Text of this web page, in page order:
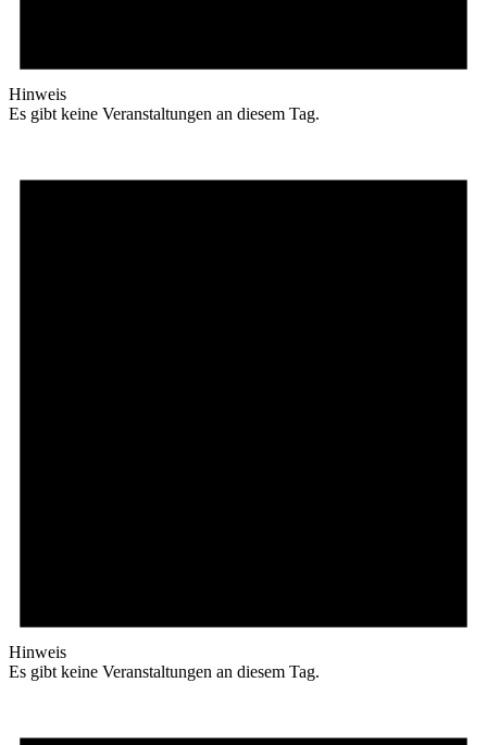
Hinweis
Es gibt keine Veranstaltungen an diesem Tag.
Hinweis
Es gibt keine Veranstaltungen an diesem Tag.